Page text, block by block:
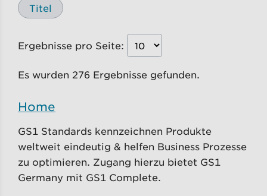
Titel
Ergebnisse pro Seite:
Es wurden 276 Ergebnisse gefunden.
Home
GS1 Standards kennzeichnen Produkte
weltweit eindeutig & helfen Business Prozesse
zu optimieren. Zugang hierzu bietet GS1
Germany mit GS1 Complete.